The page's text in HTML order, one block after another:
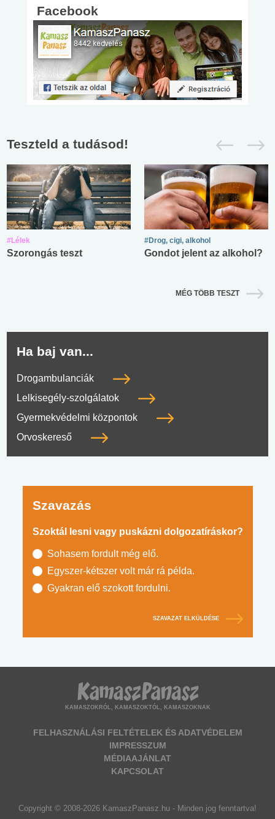
Facebook
Teszteld a tudásod!
#Lélek
Szorongás teszt
#Drog, cigi, alkohol
Gondot jelent az alkohol?
MÉG TÖBB TESZT
Ha baj van...
Drogambulanciák
Lelkisegély-szolgálatok
Gyermekvédelmi központok
Orvoskereső
Szavazás
Szoktál lesni vagy puskázni dolgozatíráskor?
Sohasem fordult még elő.
Egyszer-kétszer volt már rá példa.
Gyakran elő szokott fordulni.
SZAVAZAT ELKÜLDÉSE
KAMASZOKRÓL, KAMASZOKTÓL, KAMASZOKNAK
FELHASZNÁLÁSI FELTÉTELEK ÉS ADATVÉDELEM
IMPRESSZUM
MÉDIAAJÁNLAT
KAPCSOLAT
Copyright © 2008-2026 KamaszPanasz.hu - Minden jog fenntartva!